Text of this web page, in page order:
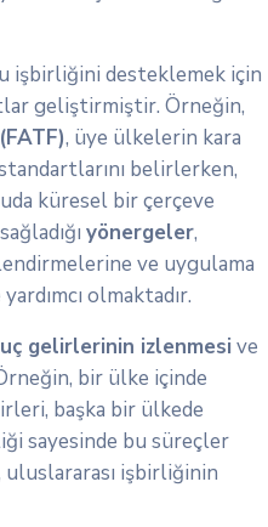
işbirliğini desteklemek için
geliştirmiştir. Örneğin,
, üye ülkelerin kara
belirlerken,
küresel bir çerçeve
yönergeler,
ve uygulama
olmaktadır.
gelirlerinin izlenmesi ve
bir ülke içinde
başka bir ülkede
sayesinde bu süreçler
işbirliğinin